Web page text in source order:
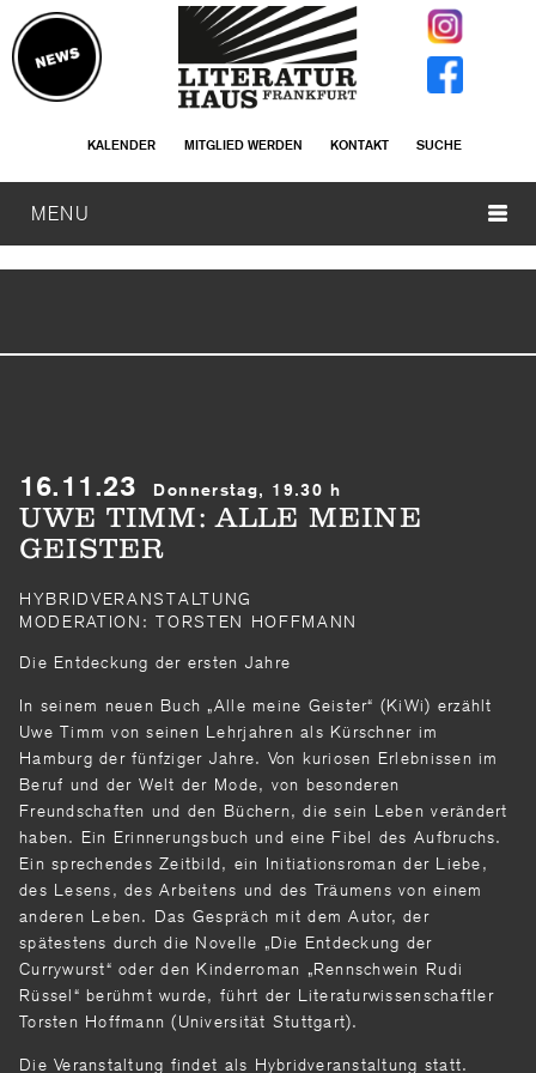
KALENDER MITGLIED WERDEN KONTAKT SUCHE
MENU
16.11.23 Donnerstag, 19.30 h
UWE TIMM: ALLE MEINE
GEISTER
HYBRIDVERANSTALTUNG
MODERATION: TORSTEN HOFFMANN
Die Entdeckung der ersten Jahre
In seinem neuen Buch „Alle meine Geister“ (KiWi) erzählt
Uwe Timm von seinen Lehrjahren als Kürschner im
Hamburg der fünfziger Jahre. Von kuriosen Erlebnissen im
Beruf und der Welt der Mode, von besonderen
Freundschaften und den Büchern, die sein Leben verändert
haben. Ein Erinnerungsbuch und eine Fibel des Aufbruchs.
Ein sprechendes Zeitbild, ein Initiationsroman der Liebe,
des Lesens, des Arbeitens und des Träumens von einem
anderen Leben. Das Gespräch mit dem Autor, der
spätestens durch die Novelle „Die Entdeckung der
Currywurst“ oder den Kinderroman „Rennschwein Rudi
Rüssel“ berühmt wurde, führt der Literaturwissenschaftler
Torsten Hoffmann (Universität Stuttgart).
Die Veranstaltung findet als Hybridveranstaltung statt.